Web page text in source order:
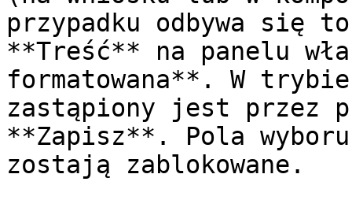
przypadku odbywa się
**Treść** na panelu
formatowana**. W
zastąpiony jest przez
**Zapisz**. Pola
zostają zablokowane.